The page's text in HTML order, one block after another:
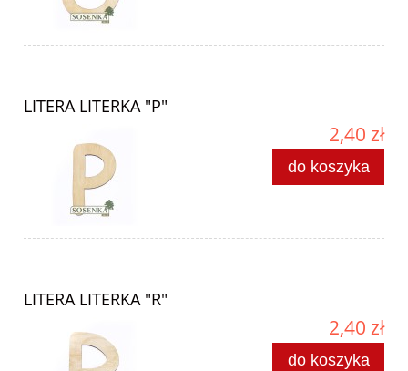
LITERA LITERKA "P"
2,40 zł
do koszyka
LITERA LITERKA "R"
2,40 zł
do koszyka